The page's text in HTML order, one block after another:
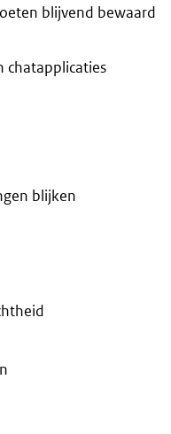
blijvend bewaard
chatapplicaties
blijken